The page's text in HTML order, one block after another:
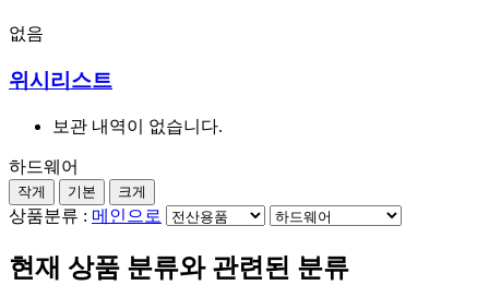
없음
위시리스트
보관 내역이 없습니다.
하드웨어
작게 기본 크게
상품분류 : 메인으로
현재 상품 분류와 관련된 분류